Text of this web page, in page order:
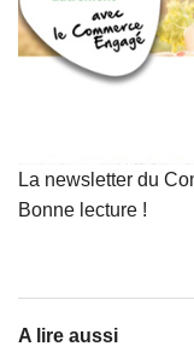
La newsletter du
Bonne lecture !
A lire aussi